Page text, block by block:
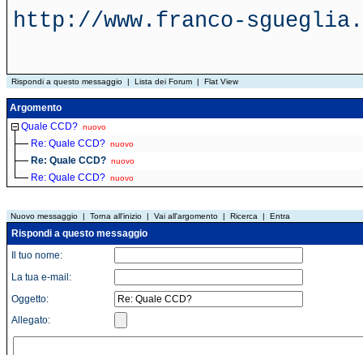
http://www.franco-
Rispondi a questo messaggio | Lista dei Forum | Flat View
Argomento
Quale CCD? nuovo
Re: Quale CCD? nuovo
Re: Quale CCD? nuovo
Re: Quale CCD? nuovo
Nuovo messaggio | Torna all'inizio | Vai all'argomento | Ricerca | Entra
Rispondi a questo messaggio
Il tuo nome:
La tua e-mail:
Oggetto:
Allegato: